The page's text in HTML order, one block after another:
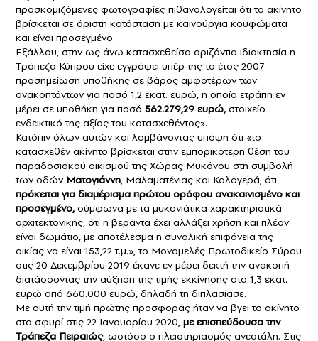
προσκομιζόμενες φωτογραφίες πιθανολογείται ότι το ακίνητο
βρίσκεται σε άριστη κατάσταση με καινούργια κουφώματα
και είναι προσεγμένο.
Εξάλλου, στην ως άνω κατασχεθείσα οριζόντια ιδιοκτησία η
Τράπεζα Κύπρου είχε εγγράψει υπέρ της το έτος 2007
προσημείωση υποθήκης σε βάρος αμφοτέρων των
ανακοπτόντων για ποσό 1,2 εκατ. ευρώ, η οποία ετράπη εν
μέρει σε υποθήκη για ποσό 562.279,29 ευρώ,στοιχείο
ενδεικτικό της αξίας του κατασχεθέντος».
Κατόπιν όλων αυτών και λαμβάνοντας υπόψη ότι «το
κατασχεθέν ακίνητο βρίσκεται στην εμπορικότερη θέση του
παραδοσιακού οικισμού της Χώρας Μυκόνου στη συμβολή
των οδών Ματογιάννη, Μαλαματένιας και Καλογερά, ότι
πρόκειται για διαμέρισμα πρώτου ορόφου ανακαινισμένο και
προσεγμένο,σύμφωνα με τα μυκονιάτικα χαρακτηριστικά
αρχιτεκτονικής, ότι η βεράντα έχει αλλάξει χρήση και πλέον
είναι δωμάτιο, με αποτέλεσμα η συνολική επιφάνεια της
οικίας να είναι 153,22 τ.μ.», το Μονομελές Πρωτοδικείο Σύρου
στις 20 Δεκεμβρίου 2019 έκανε εν μέρει δεκτή την ανακοπή
διατάσσοντας την αύξηση της τιμής εκκίνησης στα 1,3 εκατ.
ευρώ από 660.000 ευρώ, δηλαδή τη διπλασίασε.
Με αυτή την τιμή πρώτης προσφοράς ήταν να βγει το ακίνητο
στο σφυρί στις 22 Ιανουαρίου 2020, με επισπεύδουσα την
Τράπεζα Πειραιώς, ωστόσο ο πλειστηριασμός ανεστάλη. Στις